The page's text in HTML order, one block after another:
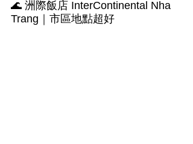
🌊 洲際飯店 InterContinental Nha
Trang｜市區地點超好